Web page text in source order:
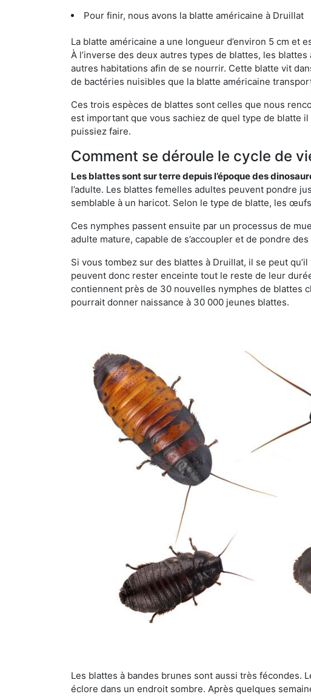
Pour finir, nous avons la blatte américaine à Druillat
La blatte américaine a une longueur d’environ 5 cm et
À l’inverse des deux autres types de blattes, les
autres habitations afin de se nourrir. Cette blatte vit
de bactéries nuisibles que la blatte américaine
Ces trois espèces de blattes sont celles que nous
est important que vous sachiez de quel type de blatte
puissiez faire.
Comment se déroule le cycle de
Les blattes sont sur terre depuis l’époque des
l’adulte. Les blattes femelles adultes peuvent pondre
semblable à un haricot. Selon le type de blatte, les
Ces nymphes passent ensuite par un processus de
adulte mature, capable de s’accoupler et de pondre
Si vous tombez sur des blattes à Druillat, il se peut
peuvent donc rester enceinte tout le reste de leur
contiennent près de 30 nouvelles nymphes de blattes
pourrait donner naissance à 30 000 jeunes blattes.
Les blattes à bandes brunes sont aussi très
éclore dans un endroit sombre. Après quelques